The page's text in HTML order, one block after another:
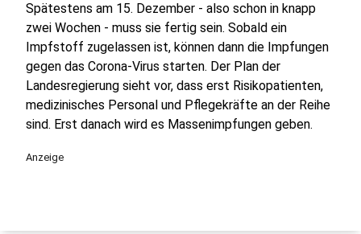
Spätestens am 15. Dezember - also schon in knapp
zwei Wochen - muss sie fertig sein. Sobald ein
Impfstoff zugelassen ist, können dann die Impfungen
gegen das Corona-Virus starten. Der Plan der
Landesregierung sieht vor, dass erst Risikopatienten,
medizinisches Personal und Pflegekräfte an der Reihe
sind. Erst danach wird es Massenimpfungen geben.
Anzeige